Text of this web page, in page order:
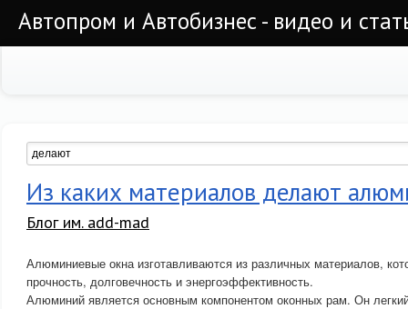
Автопром и Автобизнес - видео и
Из каких материалов делают
Блог им. add-mad
Алюминиевые окна изготавливаются из различных материалов,
прочность, долговечность и энергоэффективность.
Алюминий является основным компонентом оконных рам. Он